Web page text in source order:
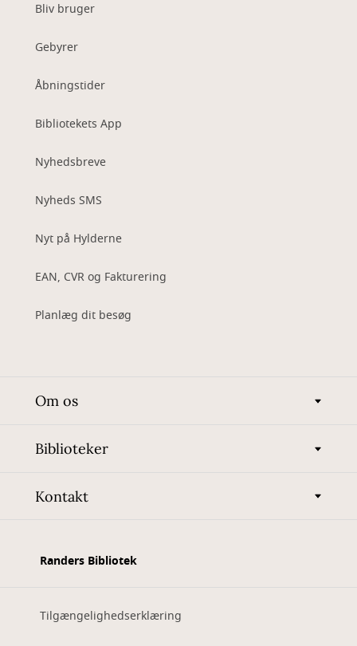
Bliv bruger
Gebyrer
Åbningstider
Bibliotekets App
Nyhedsbreve
Nyheds SMS
Nyt på Hylderne
EAN, CVR og Fakturering
Planlæg dit besøg
Om os
Biblioteker
Kontakt
Randers Bibliotek
Tilgængelighedserklæring